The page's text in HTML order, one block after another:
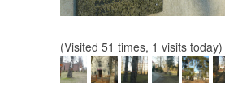
(Visited 51 times, 1 visits today)